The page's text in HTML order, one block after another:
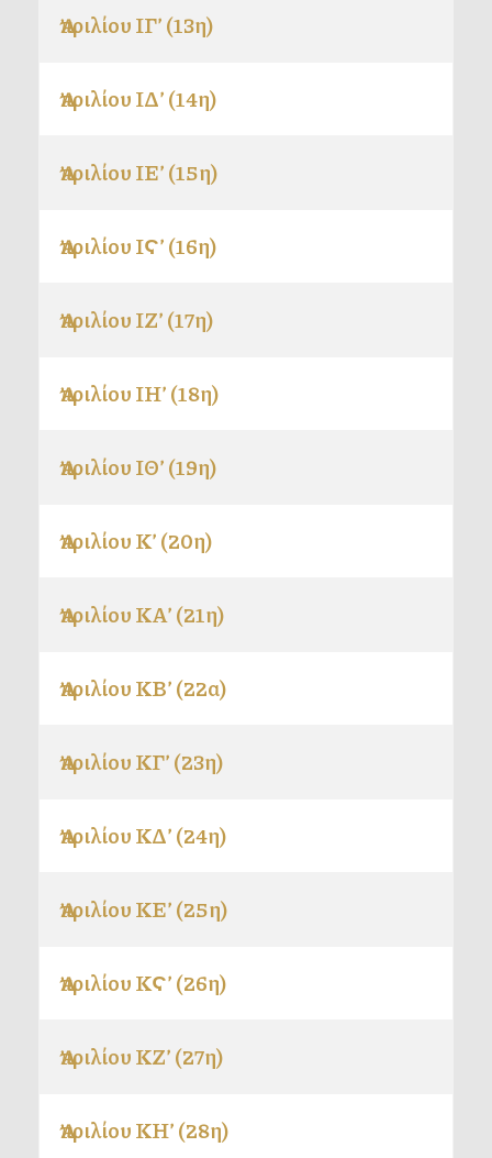
Ἀπριλίου ΙΓ’ (13η)
Ἀπριλίου ΙΔ’ (14η)
Ἀπριλίου ΙΕ’ (15η)
Ἀπριλίου ΙϚ’ (16η)
Ἀπριλίου ΙΖ’ (17η)
Ἀπριλίου ΙΗ’ (18η)
Ἀπριλίου ΙΘ’ (19η)
Ἀπριλίου Κ’ (20η)
Ἀπριλίου ΚΑ’ (21η)
Ἀπριλίου ΚΒ’ (22α)
Ἀπριλίου ΚΓ’ (23η)
Ἀπριλίου ΚΔ’ (24η)
Ἀπριλίου ΚΕ’ (25η)
Ἀπριλίου ΚϚ’ (26η)
Ἀπριλίου ΚΖ’ (27η)
Ἀπριλίου ΚΗ’ (28η)